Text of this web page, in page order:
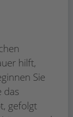
hilft,
Sie
das
gefolgt